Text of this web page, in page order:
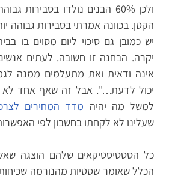
ולכן 60% הבנים נולדו בסבירות
הקטן. בכוונה אמרתי בסבירות גבוהה
יש כמובן גם סיכוי ליום מסוים בו
יקרה. הבחנה זו חשובה. לעתים
אינה ודאית ואת מתעלמים ממנה
יכול לדעת…". אבל זה שאף אחד לא
למשל מה יהיה מדד המחירים
שעלינו לא לקחתו בחשבון לפי
כל הסטטיסטיקאים שלהם הוצגה
הכלל שאומר שסטיות מהנורמה